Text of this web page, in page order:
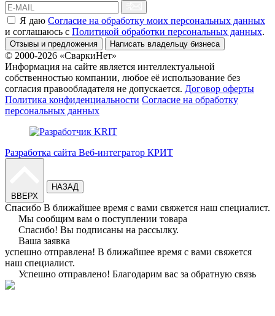
Я даю Согласие на обработку моих персональных данных
и соглашаюсь c Политикой обработки персональных данных.
Отзывы и предложения Написать владельцу бизнеса
© 2000-2026 «СваркиНет»
Информация на сайте является интеллектуальной
собственностью компании, любое её использование без
согласия правообладателя не допускается. Договор оферты
Политика конфиденциальности Согласие на обработку
персональных данных
Разработка сайта Веб-интегратор КРИТ
ВВЕРХ
НАЗАД
Спасибо В ближайшее время с вами свяжется наш специалист.
Мы сообщим вам о поступлении товара
Спасибо! Вы подписаны на рассылку.
Ваша заявка
успешно отправлена! В ближайшее время с вами свяжется
наш специалист.
Успешно отправлено! Благодарим вас за обратную связь